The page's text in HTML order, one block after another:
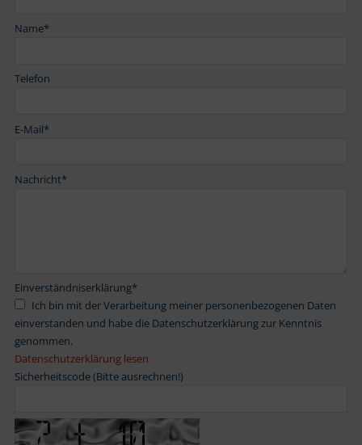
Name*
Telefon
E-Mail*
Nachricht*
Einverständniserklärung*
einverstanden und habe die Datenschutzerklärung zur Kenntnis
genommen.
Datenschutzerklärung lesen
Sicherheitscode (Bitte ausrechnen!)